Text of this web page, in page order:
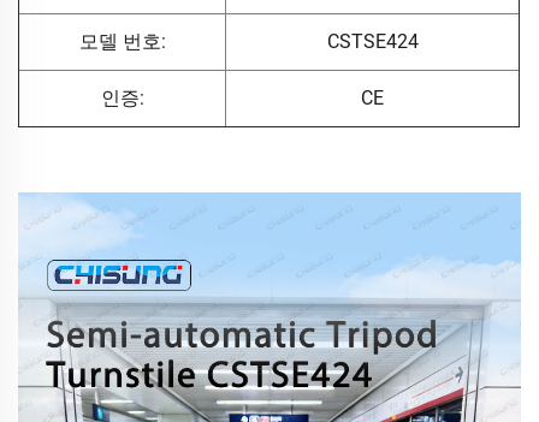
모델 번호: CSTSE424
인증: CE